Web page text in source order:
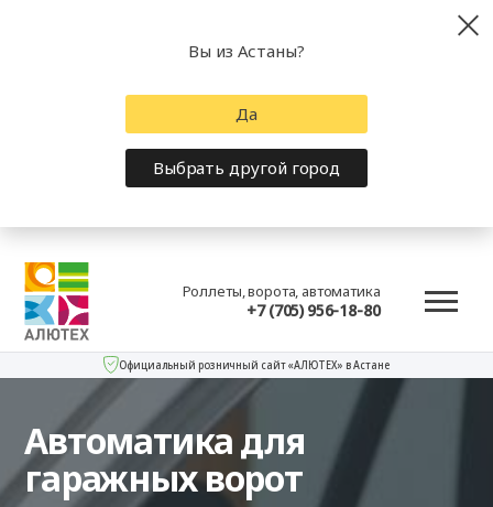
Роллеты, ворота, автоматика
+7 (705) 956-18-80
Официальный розничный сайт «АЛЮТЕХ» в Астане
Автоматика для
гаражных ворот
Вы из Астаны?
Да
Выбрать другой город